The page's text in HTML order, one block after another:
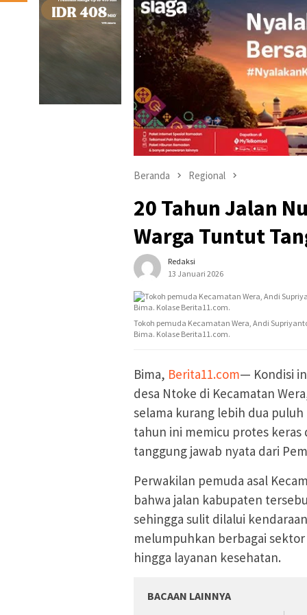
Beranda Regional
20 Tahun Jalan
Warga Tuntut
Redaksi
13 Januari 2026
Tokoh pemuda Kecamatan Wera, Andi
Bima. Kolase Berita11.com.
Bima, Berita11.com— Kondisi
desa Ntoke di Kecamatan
selama kurang lebih dua
tahun ini memicu protes
tanggung jawab nyata dari
Perwakilan pemuda asal
bahwa jalan kabupaten
sehingga sulit dilalui
melumpuhkan berbagai
hingga layanan kesehatan.
BACAAN LAINNYA